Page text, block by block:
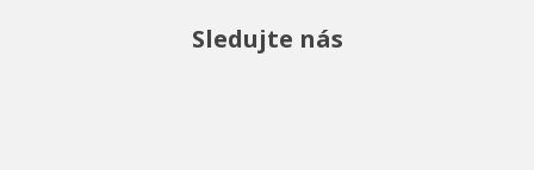
Sledujte nás